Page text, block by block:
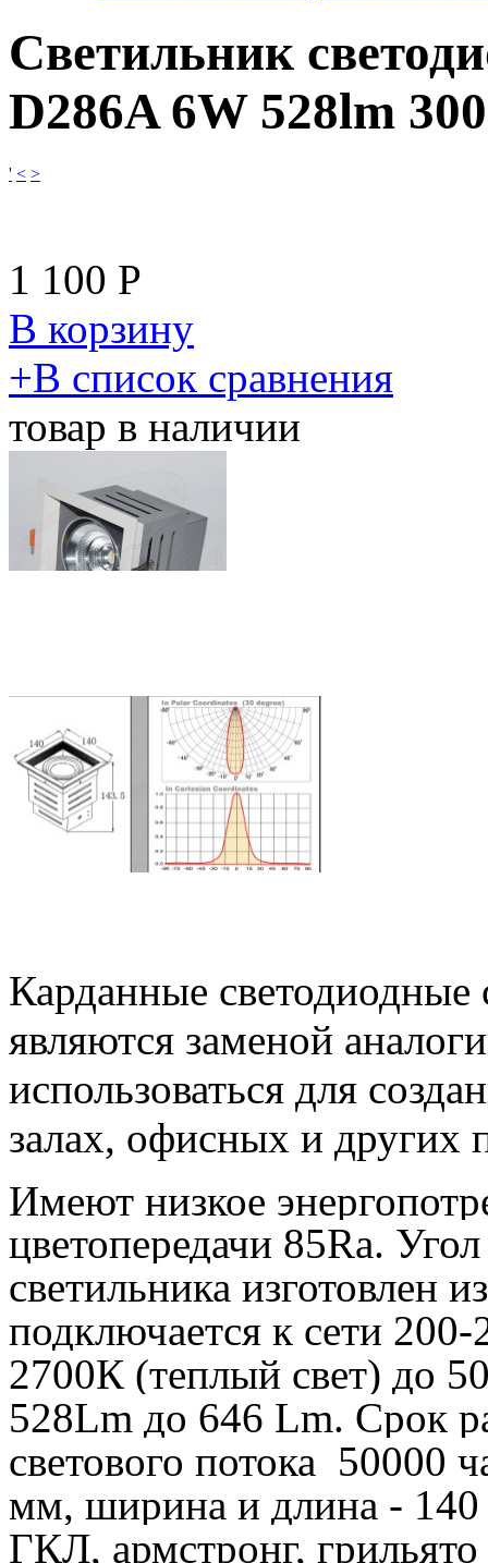
Светильник
D286A 6W 528lm
' < >
1 100 Р
В корзину
​+В список сравнения
товар в наличии
Карданные
являются заменой
использоваться для
залах, офисных и других
Имеют низкое
цветопередачи 85Ra.
светильника изготовлен
подключается к сети
2700К (теплый свет) до
528Lm до 646 Lm. Срок
светового потока 50000
мм, ширина и длина -
ГКЛ, армстронг,